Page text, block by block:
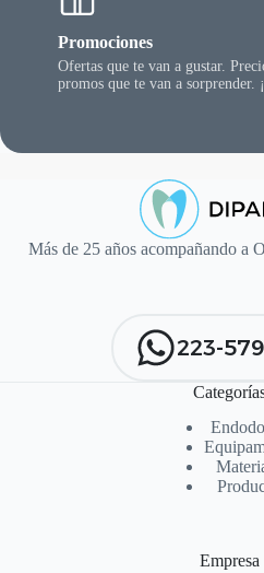
Promociones
Ofertas que te van a gustar.
promos que te van a sorprender.
Más de 25 años acompañando a
223-
Empresa